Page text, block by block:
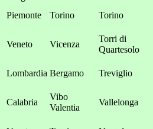
Piemonte Torino Torino
Veneto Vicenza
Torri di
Quartesolo
Lombardia Bergamo Treviglio
Calabria
Vibo
Valentia
Vallelonga